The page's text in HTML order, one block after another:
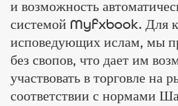
и возможность
системой Myfxbook. Для
исповедующих ислам, мы
без свопов, что дает им
участвовать в торговле на
соответствии с нормами